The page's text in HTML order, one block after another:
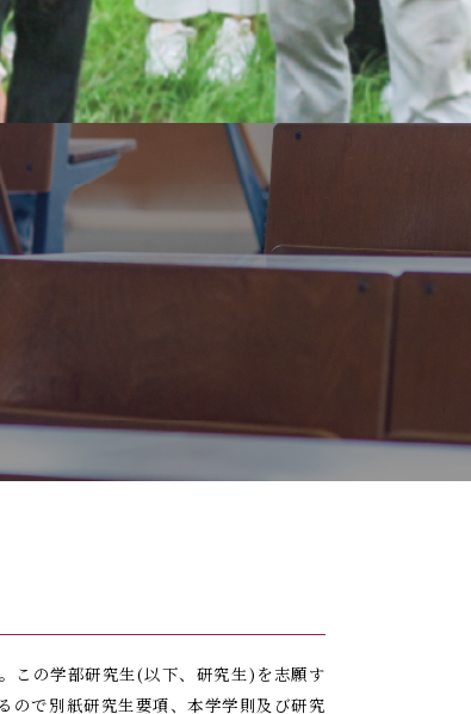
この学部研究生(以下、研究生)を志願す
ので別紙研究生要項、本学学則及び研究